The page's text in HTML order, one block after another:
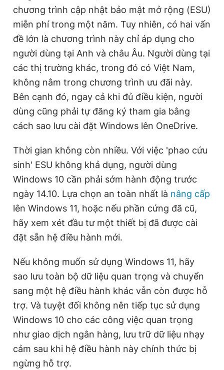
chương trình cập nhật bảo mật mở rộng (ESU)
miễn phí trong một năm. Tuy nhiên, có hai vấn
đề lớn là chương trình này chỉ áp dụng cho
người dùng tại Anh và châu Âu. Người dùng tại
các thị trường khác, trong đó có Việt Nam,
không nằm trong chương trình ưu đãi này.
Bên cạnh đó, ngay cả khi đủ điều kiện, người
dùng cũng phải tự đăng ký tham gia bằng
cách sao lưu cài đặt Windows lên OneDrive.
Thời gian không còn nhiều. Với việc 'phao cứu
sinh' ESU không khả dụng, người dùng
Windows 10 cần phải sớm hành động trước
ngày 14.10. Lựa chọn an toàn nhất là nâng cấp
lên Windows 11, hoặc nếu phần cứng đã cũ,
hãy xem xét đầu tư một thiết bị đã được cài
đặt sẵn hệ điều hành mới.
Nếu không muốn sử dụng Windows 11, hãy
sao lưu toàn bộ dữ liệu quan trọng và chuyển
sang một hệ điều hành khác vẫn còn được hỗ
trợ. Và tuyệt đối không nên tiếp tục sử dụng
Windows 10 cho các công việc quan trọng
như giao dịch ngân hàng, lưu trữ dữ liệu nhạy
cảm sau khi hệ điều hành này chính thức bị
ngừng hỗ trợ.